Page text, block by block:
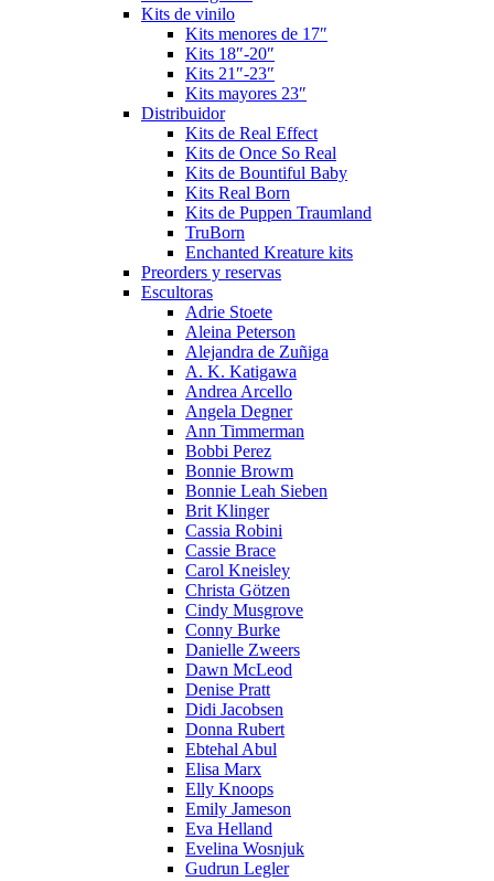
Kits de vinilo
Kits menores de 17″
Kits 18″-20″
Kits 21″-23″
Kits mayores 23″
Distribuidor
Kits de Real Effect
Kits de Once So Real
Kits de Bountiful Baby
Kits Real Born
Kits de Puppen Traumland
TruBorn
Enchanted Kreature kits
Preorders y reservas
Escultoras
Adrie Stoete
Aleina Peterson
Alejandra de Zuñiga
A. K. Katigawa
Andrea Arcello
Angela Degner
Ann Timmerman
Bobbi Perez
Bonnie Browm
Bonnie Leah Sieben
Brit Klinger
Cassia Robini
Cassie Brace
Carol Kneisley
Christa Götzen
Cindy Musgrove
Conny Burke
Danielle Zweers
Dawn McLeod
Denise Pratt
Didi Jacobsen
Donna Rubert
Ebtehal Abul
Elisa Marx
Elly Knoops
Emily Jameson
Eva Helland
Evelina Wosnjuk
Gudrun Legler